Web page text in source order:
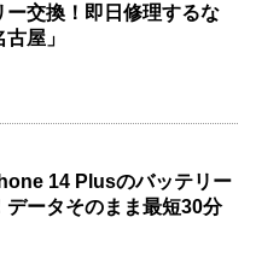
ー交換！即日修理するな
屋」
14 Plusのバッテリー
データそのまま最短30分